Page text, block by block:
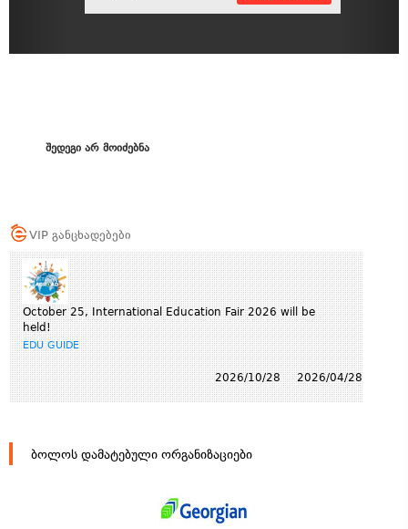
შედეგი არ მოიძებნა
VIP განცხადებები
October 25, International Education Fair 2026 will be
held!
EDU GUIDE
2026/04/28
2026/10/28
ბოლოს დამატებული ორგანიზაციები